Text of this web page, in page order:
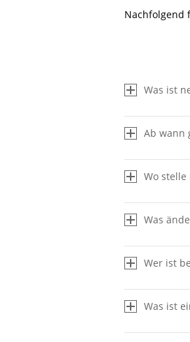
Nachfolgend
Was ist
Ab wann
Wo stelle
Was
Wer ist
Was ist